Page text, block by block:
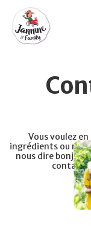
Vous voulez
ingrédients ou nos
nous dire